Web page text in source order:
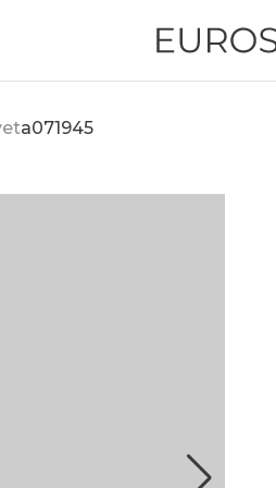
a071945